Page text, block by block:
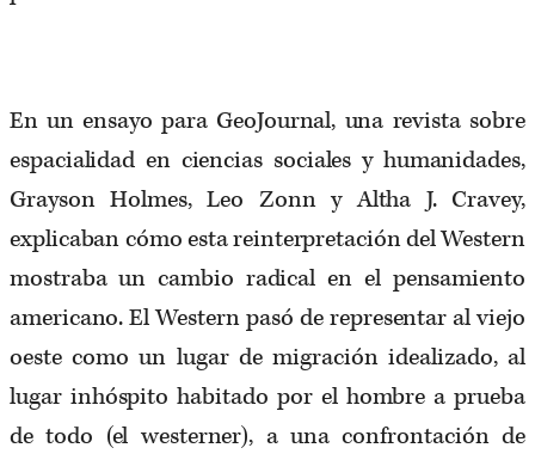
En un ensayo para GeoJournal, una revista sobre
espacialidad en ciencias sociales y humanidades,
Grayson Holmes, Leo Zonn y Altha J. Cravey,
explicaban cómo esta reinterpretación del Western
mostraba un cambio radical en el pensamiento
americano. El Western pasó de representar al viejo
oeste como un lugar de migración idealizado, al
lugar inhóspito habitado por el hombre a prueba
de todo (el westerner), a una confrontación de